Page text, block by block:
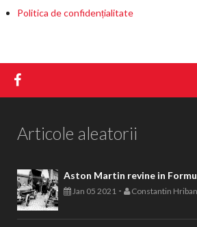
Politica de confidențialitate
Articole aleatorii
Aston Martin revine in
Jan 05 2021 - Constantin Hriban